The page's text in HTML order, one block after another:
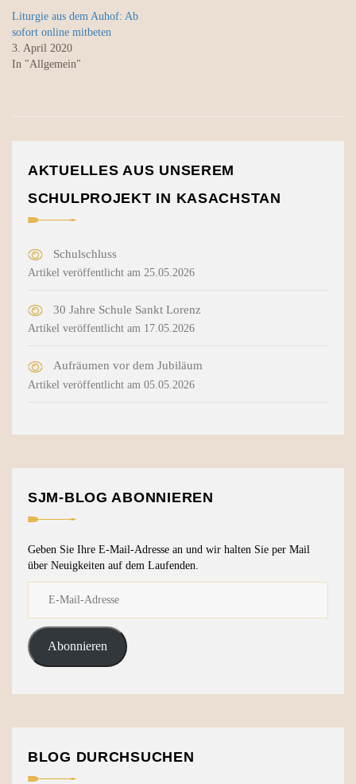
Liturgie aus dem Auhof: Ab
sofort online mitbeten
3. April 2020
In "Allgemein"
AKTUELLES AUS UNSEREM
SCHULPROJEKT IN KASACHSTAN
Schulschluss
Artikel veröffentlicht am 25.05.2026
30 Jahre Schule Sankt Lorenz
Artikel veröffentlicht am 17.05.2026
Aufräumen vor dem Jubiläum
Artikel veröffentlicht am 05.05.2026
SJM-BLOG ABONNIEREN
Geben Sie Ihre E-Mail-Adresse an und wir halten Sie per Mail
über Neuigkeiten auf dem Laufenden.
Abonnieren
BLOG DURCHSUCHEN